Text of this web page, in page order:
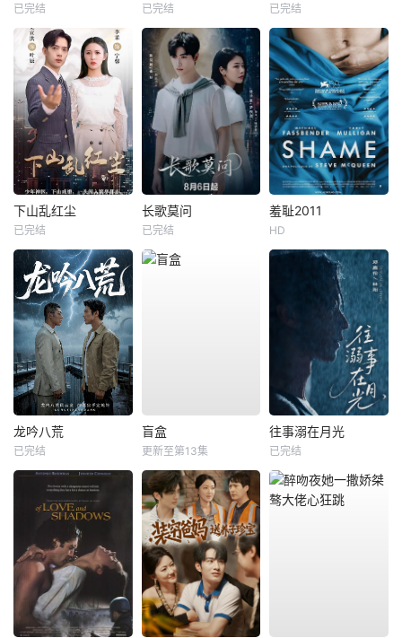
已完结 已完结 已完结
下山乱红尘
已完结
长歌莫问
已完结
羞耻2011
HD
龙吟八荒
已完结
盲盒
更新至第13集
往事溺在月光
已完结